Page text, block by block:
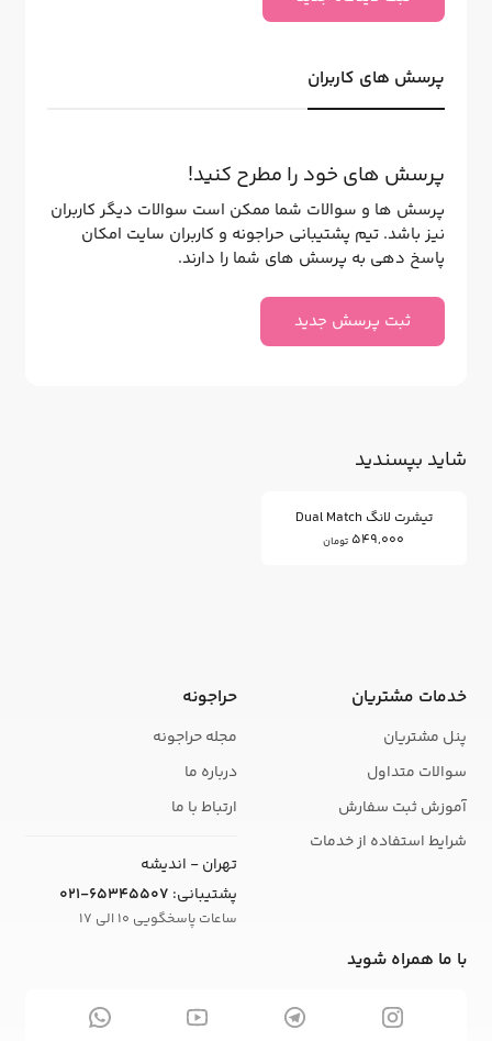
پرسش های کاربران
پرسش های خود را مطرح کنید!
پرسش ها و سوالات شما ممکن است سوالات دیگر کاربران
نیز باشد. تیم پشتیبانی حراجونه و کاربران سایت امکان
پاسخ دهی به پرسش های شما را دارند.
ثبت پرسش جدید
شاید بپسندید
تیشرت لانگ Dual Match
549,000 تومان
خدمات مشتریان
پنل مشتریان
سوالات متداول
آموزش ثبت سفارش
شرایط استفاده از خدمات
حراجونه
مجله حراجونه
درباره ما
ارتباط با ما
تهران - اندیشه
پشتیبانی: 021-65345507
ساعات پاسخگویی 10 الی 17
با ما همراه شوید